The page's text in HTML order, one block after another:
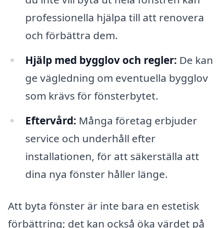
professionella hjälpa till att renovera
och förbättra dem.
Hjälp med bygglov och regler: De kan
ge vägledning om eventuella bygglov
som krävs för fönsterbytet.
Eftervård: Många företag erbjuder
service och underhåll efter
installationen, för att säkerställa att
dina nya fönster håller länge.
Att byta fönster är inte bara en estetisk
förbättring; det kan också öka värdet på